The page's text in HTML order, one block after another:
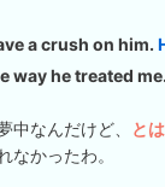
a crush on him.
way he treated me.
中なんだけど、 と
なかったわ。